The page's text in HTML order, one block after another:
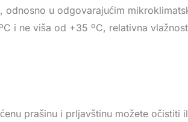
u odgovarajućim
i ne viša od +35 ºC, relativna
prašinu i prljavštinu možete očistiti